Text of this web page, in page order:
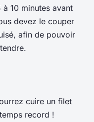
10 minutes avant
devez le couper
afin de pouvoir
cuire un filet
record !